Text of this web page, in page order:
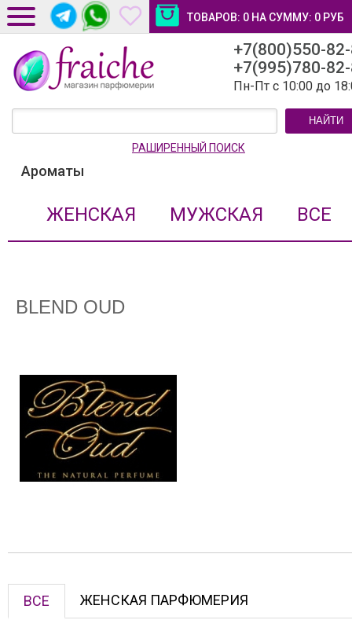
ТОВАРОВ: 0 НА СУММУ: 0 РУБ
ДОСТАВКА И ОПЛАТА
НОВОСТИ И СТАТЬИ
+7(800)550-
+7(995)780-
Пн-Пт с 10:00 до
НАЙТИ
РАШИРЕННЫЙ ПОИСК
Ароматы
ЖЕНСКАЯ МУЖСКАЯ ВСЕ
BLEND OUD
ВСЕ ЖЕНСКАЯ ПАРФЮМЕРИЯ